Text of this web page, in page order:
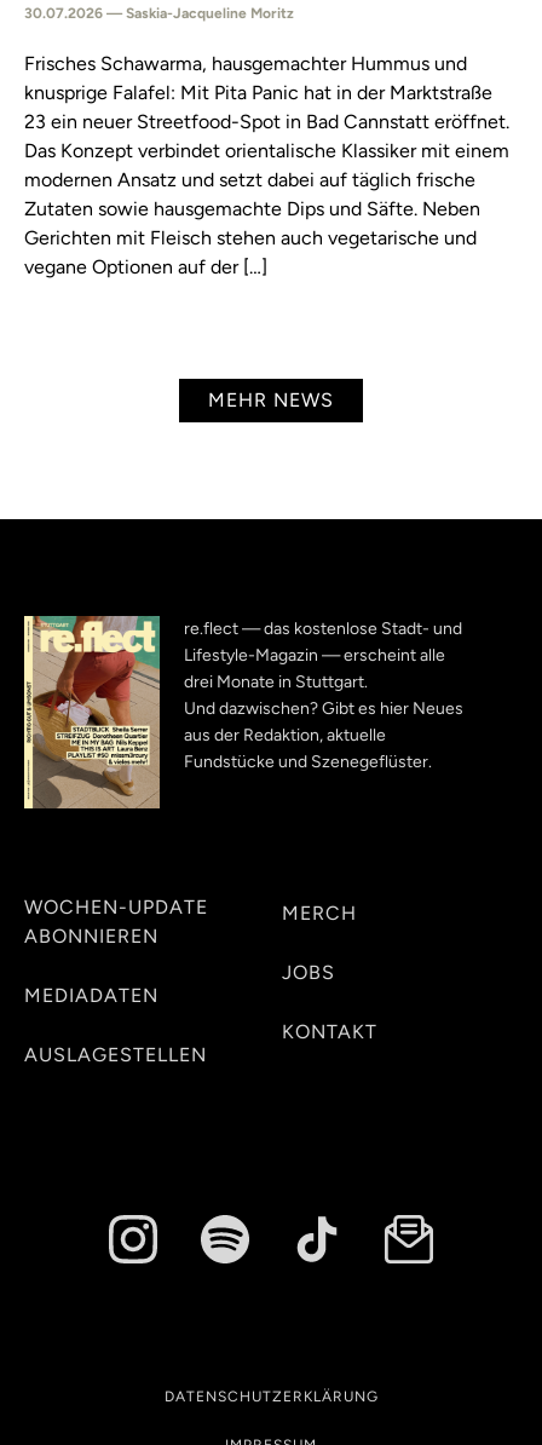
30.07.2026 — Saskia-Jacqueline Moritz
Frisches Schawarma, hausgemachter Hummus und
knusprige Falafel: Mit Pita Panic hat in der Marktstraße
23 ein neuer Streetfood-Spot in Bad Cannstatt eröffnet.
Das Konzept verbindet orientalische Klassiker mit einem
modernen Ansatz und setzt dabei auf täglich frische
Zutaten sowie hausgemachte Dips und Säfte. Neben
Gerichten mit Fleisch stehen auch vegetarische und
vegane Optionen auf der […]
MEHR NEWS
re.flect — das kostenlose Stadt- und
Lifestyle-Magazin — erscheint alle
drei Monate in Stuttgart.
Und dazwischen? Gibt es hier Neues
aus der Redaktion, aktuelle
Fundstücke und Szenegeflüster.
WOCHEN-UPDATE
ABONNIEREN
MEDIADATEN
AUSLAGESTELLEN
MERCH
JOBS
KONTAKT
DATENSCHUTZERKLÄRUNG